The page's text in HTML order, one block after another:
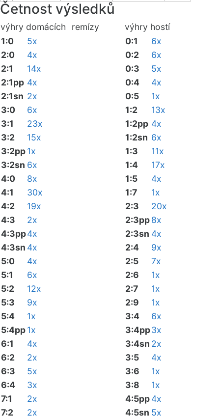
Četnost výsledků
výhry domácích remízy výhry hostí
1:0
5x
2:0
4x
2:1
14x
2:1pp 4x
2:1sn 2x
3:0
6x
3:1
23x
3:2
15x
3:2pp1x
3:2sn 6x
4:0
8x
4:1
30x
4:2
19x
4:3
2x
4:3pp4x
4:3sn 4x
5:0
4x
5:1
6x
5:2
12x
5:3
9x
5:4
1x
5:4pp1x
6:1
4x
6:2
2x
6:3
5x
6:4
3x
7:1
2x
7:2
2x
0:1
6x
0:2
6x
0:3
5x
0:4
4x
0:5
1x
1:2
13x
1:2pp 4x
1:2sn 6x
1:3
11x
1:4
17x
1:5
4x
1:7
1x
2:3
20x
2:3pp8x
2:3sn 4x
2:4
9x
2:5
7x
2:6
1x
2:7
1x
2:9
1x
3:4
6x
3:4pp3x
3:4sn 2x
3:5
4x
3:6
1x
3:8
1x
4:5pp4x
4:5sn 5x